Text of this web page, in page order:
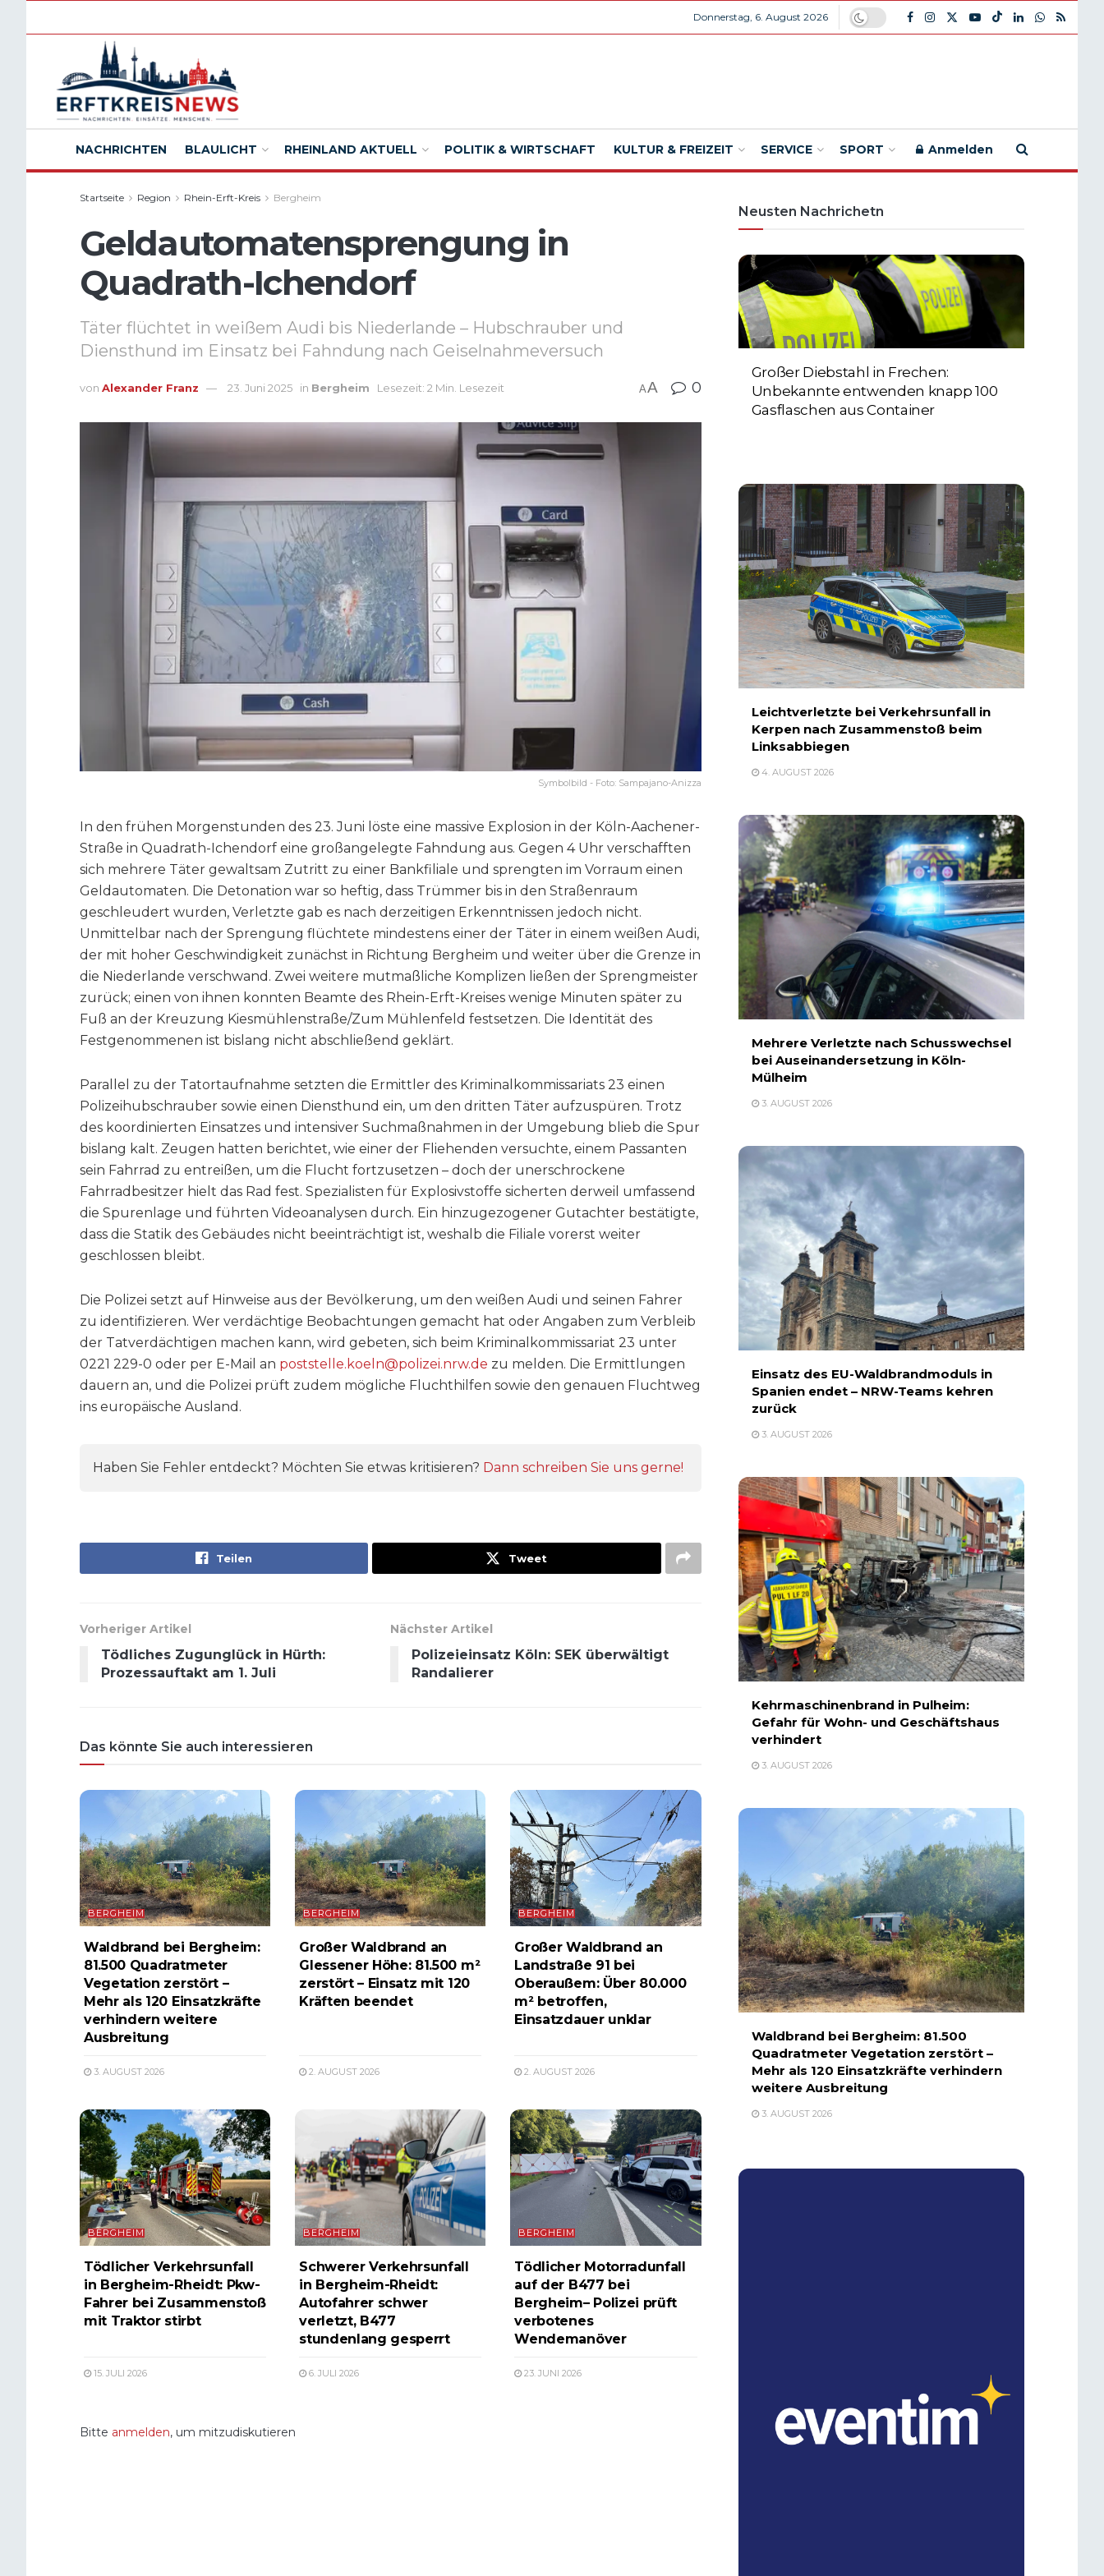
Donnerstag, 6. August 2026
NACHRICHTEN BLAULICHT RHEINLAND AKTUELL POLITIK & WIRTSCHAFT KULTUR & FREIZEIT SERVICE SPORT Anmelden
Startseite Region Rhein-Erft-Kreis Bergheim
Geldautomatensprengung in
Quadrath-Ichendorf
Täter flüchtet in weißem Audi bis Niederlande – Hubschrauber und
Diensthund im Einsatz bei Fahndung nach Geiselnahmeversuch
von Alexander Franz 23. Juni 2025 in Bergheim Lesezeit: 2 Min. Lesezeit AA 0
Symbolbild - Foto: Sampajano-Anizza
In den frühen Morgenstunden des 23. Juni löste eine massive Explosion in der Köln-Aachener-
Straße in Quadrath-Ichendorf eine großangelegte Fahndung aus. Gegen 4 Uhr verschafften
sich mehrere Täter gewaltsam Zutritt zu einer Bankfiliale und sprengten im Vorraum einen
Geldautomaten. Die Detonation war so heftig, dass Trümmer bis in den Straßenraum
geschleudert wurden, Verletzte gab es nach derzeitigen Erkenntnissen jedoch nicht.
Unmittelbar nach der Sprengung flüchtete mindestens einer der Täter in einem weißen Audi,
der mit hoher Geschwindigkeit zunächst in Richtung Bergheim und weiter über die Grenze in
die Niederlande verschwand. Zwei weitere mutmaßliche Komplizen ließen der Sprengmeister
zurück; einen von ihnen konnten Beamte des Rhein-Erft-Kreises wenige Minuten später zu
Fuß an der Kreuzung Kiesmühlenstraße/Zum Mühlenfeld festsetzen. Die Identität des
Festgenommenen ist bislang nicht abschließend geklärt.
Parallel zu der Tatortaufnahme setzten die Ermittler des Kriminalkommissariats 23 einen
Polizeihubschrauber sowie einen Diensthund ein, um den dritten Täter aufzuspüren. Trotz
des koordinierten Einsatzes und intensiver Suchmaßnahmen in der Umgebung blieb die Spur
bislang kalt. Zeugen hatten berichtet, wie einer der Fliehenden versuchte, einem Passanten
sein Fahrrad zu entreißen, um die Flucht fortzusetzen – doch der unerschrockene
Fahrradbesitzer hielt das Rad fest. Spezialisten für Explosivstoffe sicherten derweil umfassend
die Spurenlage und führten Videoanalysen durch. Ein hinzugezogener Gutachter bestätigte,
dass die Statik des Gebäudes nicht beeinträchtigt ist, weshalb die Filiale vorerst weiter
geschlossen bleibt.
Die Polizei setzt auf Hinweise aus der Bevölkerung, um den weißen Audi und seinen Fahrer
zu identifizieren. Wer verdächtige Beobachtungen gemacht hat oder Angaben zum Verbleib
der Tatverdächtigen machen kann, wird gebeten, sich beim Kriminalkommissariat 23 unter
0221 229-0 oder per E-Mail an poststelle.koeln@polizei.nrw.de zu melden. Die Ermittlungen
dauern an, und die Polizei prüft zudem mögliche Fluchthilfen sowie den genauen Fluchtweg
ins europäische Ausland.
Haben Sie Fehler entdeckt? Möchten Sie etwas kritisieren? Dann schreiben Sie uns gerne!
Teilen Tweet
Vorheriger Artikel
Tödliches Zugunglück in Hürth:
Prozessauftakt am 1. Juli
Nächster Artikel
Polizeieinsatz Köln: SEK überwältigt
Randalierer
Das könnte Sie auch interessieren
BERGHEIM
Waldbrand bei Bergheim:
81.500 Quadratmeter
Vegetation zerstört –
Mehr als 120 Einsatzkräfte
verhindern weitere
Ausbreitung
3. AUGUST 2026
BERGHEIM
Großer Waldbrand an
Glessener Höhe: 81.500 m²
zerstört – Einsatz mit 120
Kräften beendet
2. AUGUST 2026
BERGHEIM
Großer Waldbrand an
Landstraße 91 bei
Oberaußem: Über 80.000
m² betroffen,
Einsatzdauer unklar
2. AUGUST 2026
BERGHEIM
Tödlicher Verkehrsunfall
in Bergheim-Rheidt: Pkw-
Fahrer bei Zusammenstoß
mit Traktor stirbt
15. JULI 2026
BERGHEIM
Schwerer Verkehrsunfall
in Bergheim-Rheidt:
Autofahrer schwer
verletzt, B477
stundenlang gesperrt
6. JULI 2026
BERGHEIM
Tödlicher Motorradunfall
auf der B477 bei
Bergheim– Polizei prüft
verbotenes
Wendemanöver
23. JUNI 2026
Bitte anmelden, um mitzudiskutieren
Neusten Nachrichetn
Großer Diebstahl in Frechen:
Unbekannte entwenden knapp 100
Gasflaschen aus Container
Leichtverletzte bei Verkehrsunfall in
Kerpen nach Zusammenstoß beim
Linksabbiegen
4. AUGUST 2026
Mehrere Verletzte nach Schusswechsel
bei Auseinandersetzung in Köln-
Mülheim
3. AUGUST 2026
Einsatz des EU-Waldbrandmoduls in
Spanien endet – NRW-Teams kehren
zurück
3. AUGUST 2026
Kehrmaschinenbrand in Pulheim:
Gefahr für Wohn- und Geschäftshaus
verhindert
3. AUGUST 2026
Waldbrand bei Bergheim: 81.500
Quadratmeter Vegetation zerstört –
Mehr als 120 Einsatzkräfte verhindern
weitere Ausbreitung
3. AUGUST 2026